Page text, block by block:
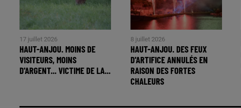
17 juillet 2026
HAUT-ANJOU. MOINS DE
VISITEURS, MOINS
D'ARGENT... VICTIME DE LA...
8 juillet 2026
HAUT-ANJOU. DES FEUX
D'ARTIFICE ANNULÉS EN
RAISON DES FORTES
CHALEURS